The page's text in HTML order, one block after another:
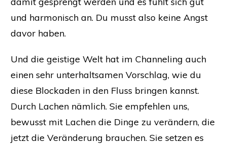
und harmonisch an. Du musst also keine Angst
davor haben.
Und die geistige Welt hat im Channeling auch
einen sehr unterhaltsamen Vorschlag, wie du
diese Blockaden in den Fluss bringen kannst.
Durch Lachen nämlich. Sie empfehlen uns,
bewusst mit Lachen die Dinge zu verändern, die
jetzt die Veränderung brauchen. Sie setzen es